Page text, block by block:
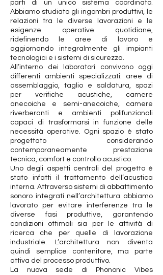
parti di un unico sistema coordinato.
Abbiamo studiato gli ingombri produttivi, le
relazioni tra le diverse lavorazioni e le
esigenze operative quotidiane,
ridefinendo le aree di lavoro e
aggiornando integralmente gli impianti
tecnologici e i sistemi di sicurezza.
All’interno dei laboratori convivono oggi
differenti ambienti specializzati: aree di
assemblaggio, taglio e saldatura, spazi
per verifiche acustiche, camere
anecoiche e semi-anecoiche, camere
riverberanti e ambienti polifunzionali
capaci di trasformarsi in funzione delle
necessità operative. Ogni spazio è stato
progettato considerando
contemporaneamente prestazione
tecnica, comfort e controllo acustico.
Uno degli aspetti centrali del progetto è
stato infatti il trattamento dell’acustica
interna. Attraverso sistemi di abbattimento
sonoro integrati nell’architettura abbiamo
lavorato per evitare interferenze tra le
diverse fasi produttive, garantendo
condizioni ottimali sia per le attività di
ricerca che per quelle di lavorazione
industriale. L’architettura non diventa
quindi semplice contenitore, ma parte
attiva del processo produttivo.
La nuova sede di Phononic Vibes